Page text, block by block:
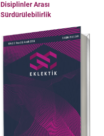
Disiplinler Arası
Sürdürülebilirlik